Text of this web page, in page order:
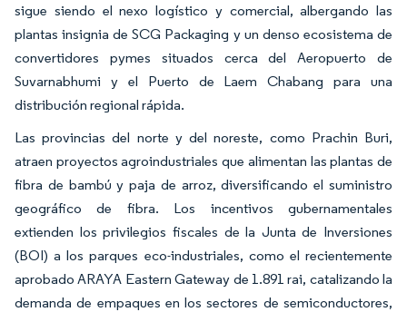
sigue siendo el nexo logístico y comercial, albergando las
plantas insignia de SCG Packaging y un denso ecosistema de
convertidores pymes situados cerca del Aeropuerto de
Suvarnabhumi y el Puerto de Laem Chabang para una
distribución regional rápida.
Las provincias del norte y del noreste, como Prachin Buri,
atraen proyectos agroindustriales que alimentan las plantas de
fibra de bambú y paja de arroz, diversificando el suministro
geográfico de fibra. Los incentivos gubernamentales
extienden los privilegios fiscales de la Junta de Inversiones
(BOI) a los parques eco-industriales, como el recientemente
aprobado ARAYA Eastern Gateway de 1.891 rai, catalizando la
demanda de empaques en los sectores de semiconductores,